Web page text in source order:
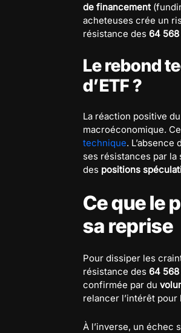
de financement
acheteuses crée un
résistance des 64
Le rebond
d’ETF ?
La réaction positive du
macroéconomique.
technique.
ses résistances par
des positions
Ce que le
sa reprise
Pour dissiper les
résistance des 64
confirmée par du
relancer l’intérêt
À l’inverse, un échec